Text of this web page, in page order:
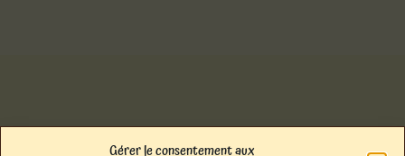
Gérer le consentement aux